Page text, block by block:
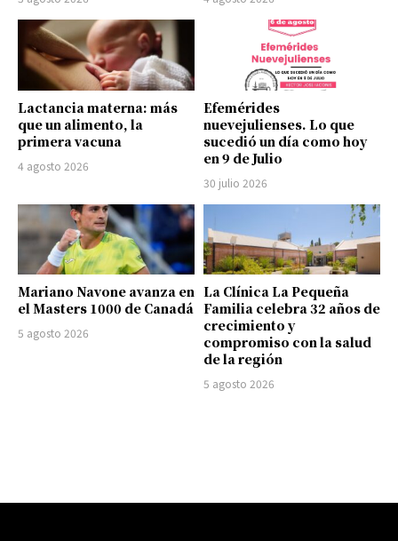
Lactancia materna: más
que un alimento, la
primera vacuna
4 agosto 2026
Efemérides
nuevejulienses. Lo que
sucedió un día como hoy
en 9 de Julio
30 julio 2026
Mariano Navone avanza en
el Masters 1000 de Canadá
5 agosto 2026
La Clínica La Pequeña
Familia celebra 32 años de
crecimiento y
compromiso con la salud
de la región
5 agosto 2026